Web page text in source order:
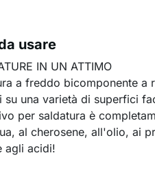
usare
IN UN ATTIMO
a freddo bicomponente a
su una varietà di superfici
per saldatura è
al cherosene, all'olio, ai
agli acidi!